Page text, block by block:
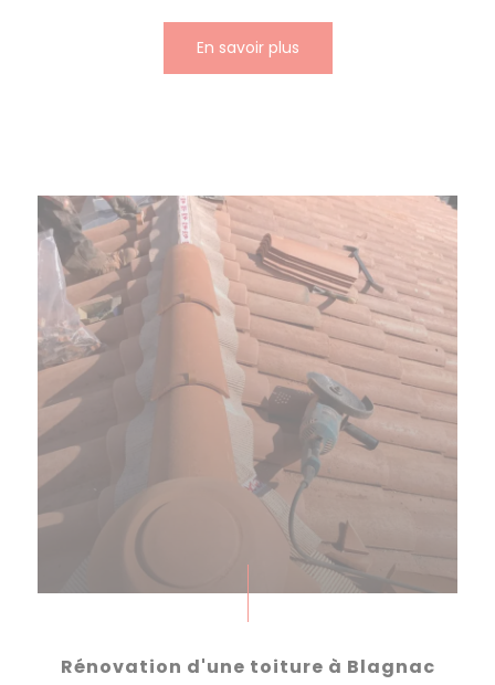
En savoir plus
Rénovation d'une toiture à Blagnac